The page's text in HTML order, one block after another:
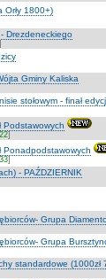
Orły 1800+)
Drezdeneckiego
Gminy Kaliska
stołowym - finał
Podstawowych
]
Ponadpodstawowych
]
- PAŹDZIERNIK
Grupa
Grupa
standardowe (1000zł